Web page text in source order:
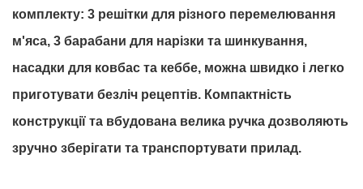
комплекту: 3 решітки для різного перемелювання
м'яса, 3 барабани для нарізки та шинкування,
насадки для ковбас та кеббе, можна швидко і легко
приготувати безліч рецептів. Компактність
конструкції та вбудована велика ручка дозволяють
зручно зберігати та транспортувати прилад.